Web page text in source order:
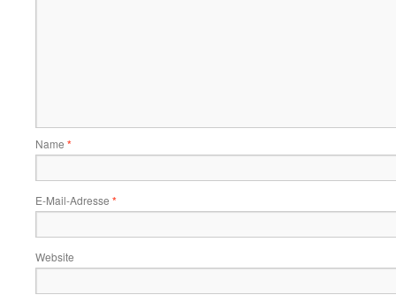
Name *
E-Mail-Adresse *
Website